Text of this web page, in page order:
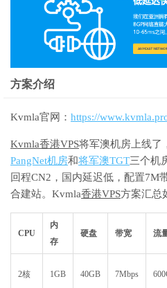
方案介绍
Kvmla官网： https://
Kvmla香港VPS将军澳机房上线了
PangNet机房和将军澳TGT三个机
回程CN2，国内延迟低，配置7M
合建站。Kvmla香港VPS方案汇总
CPU
内
存
硬盘 带宽 流
2核 1GB 40GB 7Mbps